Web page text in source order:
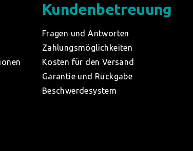
Kundenbetreuung
Fragen und Antworten
Zahlungsmöglichkeiten
Kosten für den Versand
Garantie und Rückgabe
Beschwerdesystem